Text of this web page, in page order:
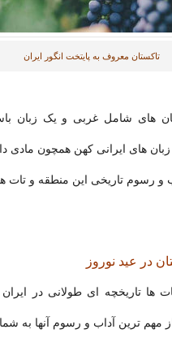
تاکستان معروف به پایتخت انگور ایران
های شامل غربی و یک زبان
های ایرانی کهن همچون مادی
و رسوم تاریخی این منطقه و تات
در عید نوروز
ها تاریخچه ای طولانی در
مهم ترین آداب و رسوم آنها به